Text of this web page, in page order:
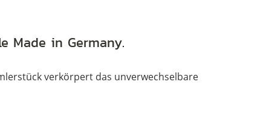
Made in Germany.
verkörpert das unverwechselbare